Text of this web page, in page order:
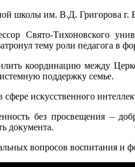
школы им. В.Д. Григорова г.
Свято-Тихоновского
тему роли педагога в
координацию между
поддержку семье.
сфере искусственного
без просвещения –
документа.
вопросов воспитания